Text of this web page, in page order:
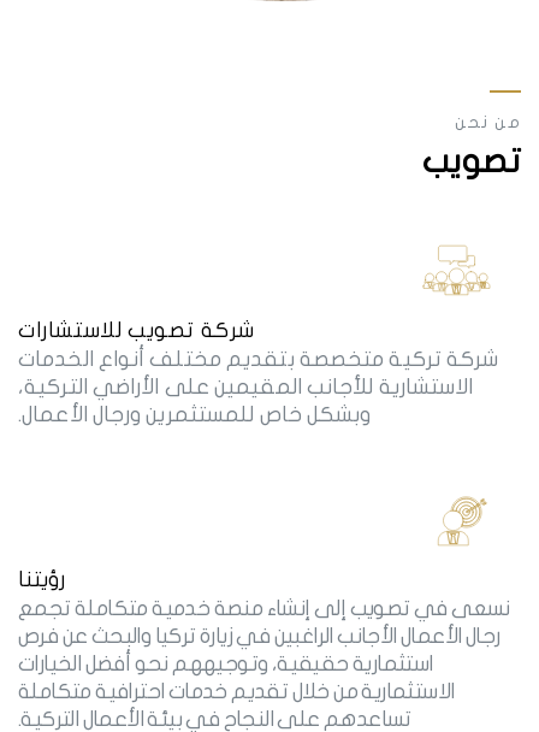
من نحن
تصويب
شركة تصويب للاستشارات
شركة تركية متخصصة بتقديم مختلف أنواع الخدمات
الاستشارية للأجانب المقيمين على الأراضي التركية،
وبشكل خاص للمستثمرين ورجال الأعمال.
رؤيتنا
نسعى في تصويب إلى إنشاء منصة خدمية متكاملة تجمع
رجال الأعمال الأجانب الراغبين في زيارة تركيا والبحث عن فرص
استثمارية حقيقية، وتوجيههم نحو أفضل الخيارات
الاستثمارية من خلال تقديم خدمات احترافية متكاملة
تساعدهم على النجاح في بيئة الأعمال التركية.